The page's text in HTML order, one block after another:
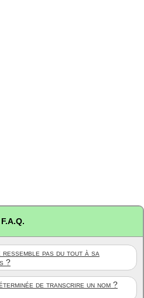
F.A.Q.
ressemble pas du tout à sa
?
de transcrire un nom ?